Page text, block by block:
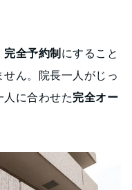
完全予約制にすること
ん。院長一人がじっ
人に合わせた完全オー